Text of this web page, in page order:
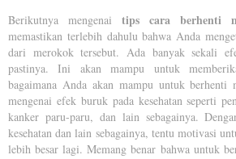
Berikutnya mengenai tips cara berhenti
memastikan terlebih dahulu bahwa Anda
dari merokok tersebut. Ada banyak sekali
pastinya. Ini akan mampu untuk
bagaimana Anda akan mampu untuk berhenti
mengenai efek buruk pada kesehatan seperti
kanker paru-paru, dan lain sebagainya.
kesehatan dan lain sebagainya, tentu motivasi
lebih besar lagi. Memang benar bahwa untuk